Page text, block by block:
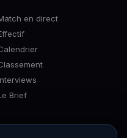
en direct
Brief